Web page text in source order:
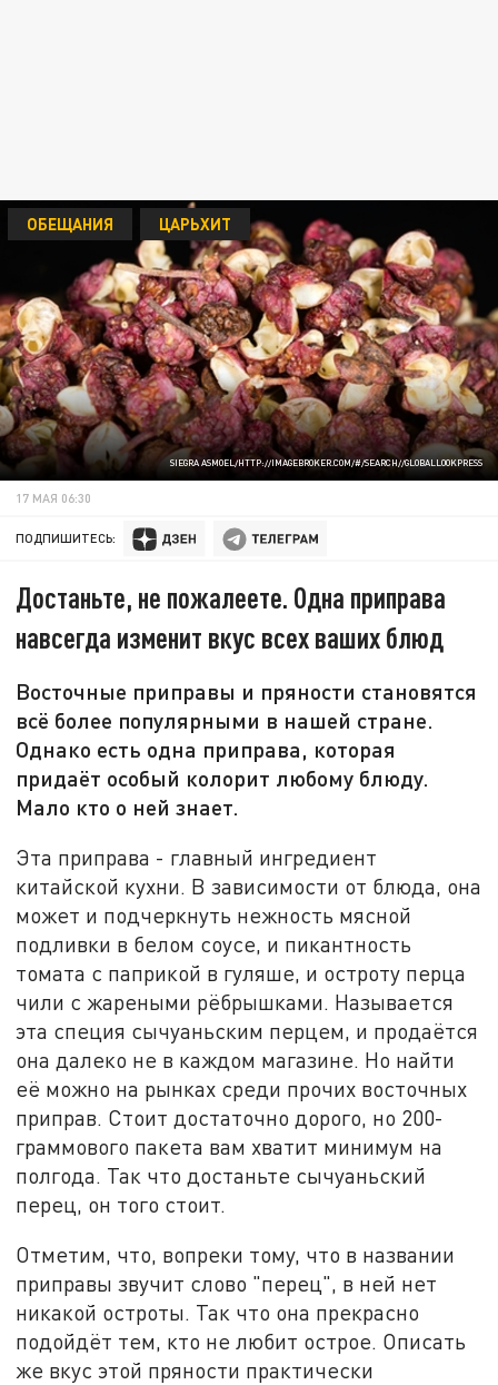
SIEGRA ASMOEL/HTTP://IMAGEBROKER.COM/#/SEARCH//GLOBALLOOKPRESS
ОБЕЩАНИЯ ЦАРЬХИТ
17 МАЯ 06:30
ПОДПИШИТЕСЬ:
Достаньте, не пожалеете. Одна приправа
навсегда изменит вкус всех ваших блюд
Восточные приправы и пряности становятся
всё более популярными в нашей стране.
Однако есть одна приправа, которая
придаёт особый колорит любому блюду.
Мало кто о ней знает.
Эта приправа - главный ингредиент
китайской кухни. В зависимости от блюда, она
может и подчеркнуть нежность мясной
подливки в белом соусе, и пикантность
томата с паприкой в гуляше, и остроту перца
чили с жареными рёбрышками. Называется
эта специя сычуаньским перцем, и продаётся
она далеко не в каждом магазине. Но найти
её можно на рынках среди прочих восточных
приправ. Стоит достаточно дорого, но 200-
граммового пакета вам хватит минимум на
полгода. Так что достаньте сычуаньский
перец, он того стоит.
Отметим, что, вопреки тому, что в названии
приправы звучит слово "перец", в ней нет
никакой остроты. Так что она прекрасно
подойдёт тем, кто не любит острое. Описать
же вкус этой пряности практически